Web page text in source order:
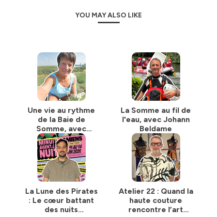
YOU MAY ALSO LIKE
Une vie au rythme
de la Baie de
Somme, avec
Rainette (Renée
Michon)
La Somme au fil de
l'eau, avec Johann
Beldame
La Lune des Pirates
: Le cœur battant
des nuits
Atelier 22 : Quand la
haute couture
rencontre l’art